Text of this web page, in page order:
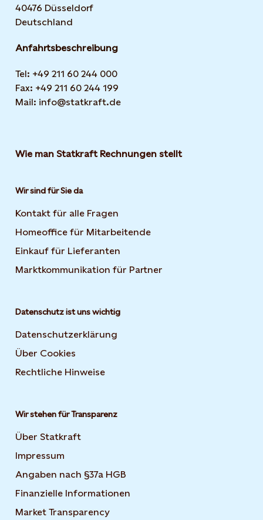
40476 Düsseldorf
Deutschland
Anfahrtsbeschreibung
Tel: +49 211 60 244 000
Fax: +49 211 60 244 199
Mail: info@statkraft.de
Wie man Statkraft Rechnungen stellt
Wir sind für Sie da
Kontakt für alle Fragen
Homeoffice für Mitarbeitende
Einkauf für Lieferanten
Marktkommunikation für Partner
Datenschutz ist uns wichtig
Datenschutzerklärung
Über Cookies
Rechtliche Hinweise
Wir stehen für Transparenz
Über Statkraft
Impressum
Angaben nach §37a HGB
Finanzielle Informationen
Market Transparency